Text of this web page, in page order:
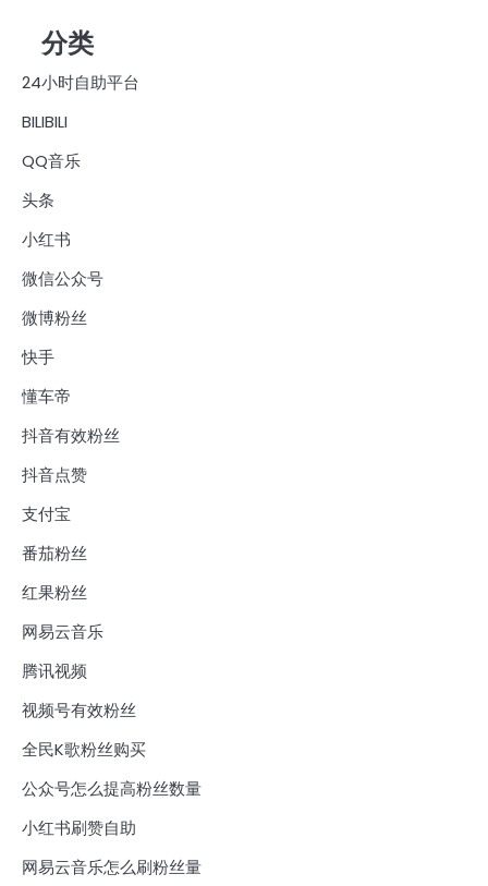
分类
24小时自助平台
BILIBILI
QQ音乐
头条
小红书
微信公众号
微博粉丝
快手
懂车帝
抖音有效粉丝
抖音点赞
支付宝
番茄粉丝
红果粉丝
网易云音乐
腾讯视频
视频号有效粉丝
全民K歌粉丝购买
公众号怎么提高粉丝数量
小红书刷赞自助
网易云音乐怎么刷粉丝量